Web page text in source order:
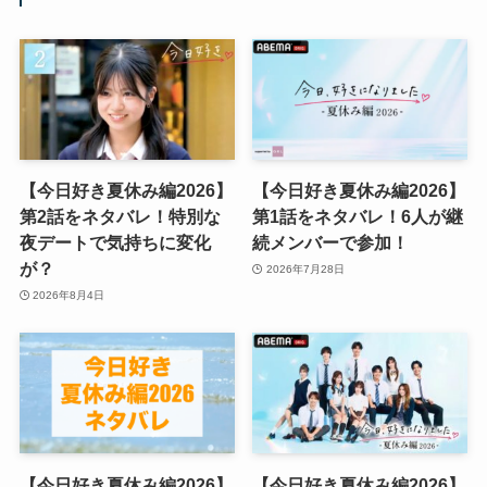
【今日好き夏休み編2026】
第2話をネタバレ！特別な
夜デートで気持ちに変化
が？
2026年8月4日
【今日好き夏休み編2026】
第1話をネタバレ！6人が継
続メンバーで参加！
2026年7月28日